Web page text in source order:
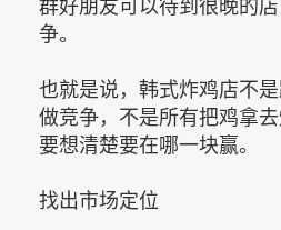
群好朋友可以待到很晚的
争。
也就是说，韩式炸鸡店不
做竞争，不是所有把鸡拿去
要想清楚要在哪一块赢。
找出市场定位